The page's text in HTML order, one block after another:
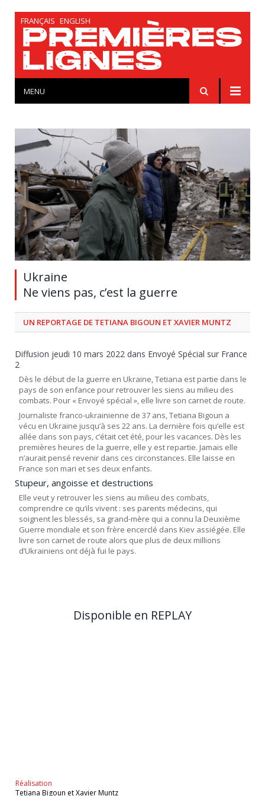
FRANÇAIS ENGLISH
MENU
Ukraine
Ne viens pas, c’est la guerre
UN REPORTAGE DE TETIANA BIGOUN ET XAVIER MUNTZ
Diffusion jeudi 10 mars 2022 dans Envoyé Spécial sur France
2
Dès le début de la guerre en Ukraine, Tetiana est partie dans le
pays de son enfance pour retrouver les siens au milieu des
combats. Pour « Envoyé spécial », elle livre son carnet de route.
Journaliste franco-ukrainienne de 37 ans, Tetiana Bigoun a
vécu en Ukraine jusqu’à ses 22 ans. La dernière fois qu’elle est
allée dans son pays, c’était cet été, pour les vacances. Dès les
premières heures de la guerre, elle y est repartie. Jamais elle
n’aurait pensé revenir dans ces circonstances. Elle laisse en
France son mari et ses deux enfants.
Stupeur, angoisse et destructions
Elle veut y retrouver les siens au milieu des combats,
comprendre ce qu’ils vivent : ses parents médecins, qui
soignent les blessés, sa grand-mère qui a connu la Deuxième
Guerre mondiale et son frère encerclé dans Kiev assiégée. Elle
livre son carnet de route alors que plus de deux millions
d’Ukrainiens ont déjà fui le pays.
Disponible en REPLAY
Réalisation
Tetiana Bigoun et Xavier Muntz